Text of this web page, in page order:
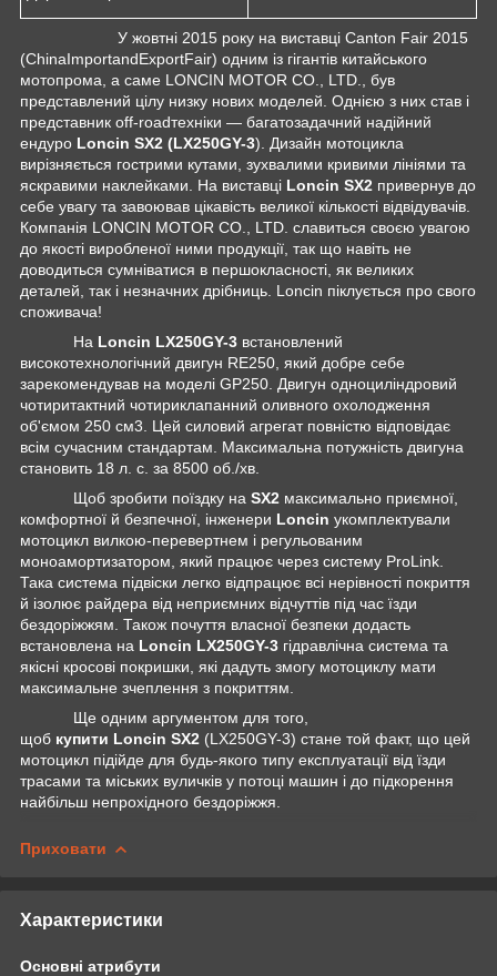
У жовтні 2015 року на виставці Canton Fair 2015
(ChinaImportandExportFair) одним із гігантів китайського
мотопрома, а саме LONCIN MOTOR CO., LTD., був
представлений цілу низку нових моделей. Однією з них став і
представник off-roadтехніки — багатозадачний надійний
ендуро Loncin SX2 (LX250GY-3). Дизайн мотоцикла
вирізняється гострими кутами, зухвалими кривими лініями та
яскравими наклейками. На виставці Loncin SX2 привернув до
себе увагу та завоював цікавість великої кількості відвідувачів.
Компанія LONCIN MOTOR CO., LTD. славиться своєю увагою
до якості виробленої ними продукції, так що навіть не
доводиться сумніватися в першокласності, як великих
деталей, так і незначних дрібниць. Loncin піклується про свого
споживача!
На Loncin LX250GY-3 встановлений
високотехнологічний двигун RE250, який добре себе
зарекомендував на моделі GP250. Двигун одноциліндровий
чотиритактний чотириклапанний оливного охолодження
об'ємом 250 см3 . Цей силовий агрегат повністю відповідає
всім сучасним стандартам. Максимальна потужність двигуна
становить 18 л. с. за 8500 об./хв.
Щоб зробити поїздку на SX2 максимально приємної,
комфортної й безпечної, інженери Loncin укомплектували
мотоцикл вилкою-перевертнем і регульованим
моноамортизатором, який працює через систему ProLink.
Така система підвіски легко відпрацює всі нерівності покриття
й ізолює райдера від неприємних відчуттів під час їзди
бездоріжжям. Також почуття власної безпеки додасть
встановлена на Loncin LX250GY-3 гідравлічна система та
якісні кросові покришки, які дадуть змогу мотоциклу мати
максимальне зчеплення з покриттям.
Ще одним аргументом для того,
щоб купити Loncin SX2 (LX250GY-3) стане той факт, що цей
мотоцикл підійде для будь-якого типу експлуатації від їзди
трасами та міських вуличків у потоці машин і до підкорення
найбільш непрохідного бездоріжжя.
Приховати
Характеристики
Основні атрибути